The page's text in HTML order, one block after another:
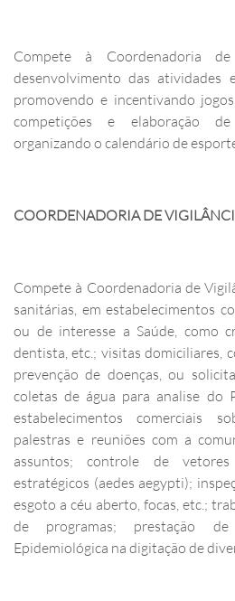
Compete à Coordenadoria
desenvolvimento das atividades
promovendo e incentivando
competições e elaboração
organizando o calendário de
COORDENADORIA DE
Compete à Coordenadoria de
sanitárias, em estabelecimentos
ou de interesse a Saúde, como
dentista, etc.; visitas domiciliares,
prevenção de doenças, ou
coletas de água para analise do
estabelecimentos comerciais
palestras e reuniões com a
assuntos; controle de
estratégicos (aedes aegypti);
esgoto a céu aberto, focas, etc.;
de programas; prestação
Epidemiológica na digitação de